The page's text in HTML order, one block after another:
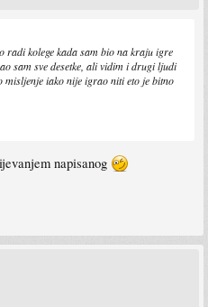
radi kolege kada sam bio na kraju igre
sam sve desetke, ali vidim i drugi ljudi
misljenje iako nije igrao niti eto je bitno
napisanog